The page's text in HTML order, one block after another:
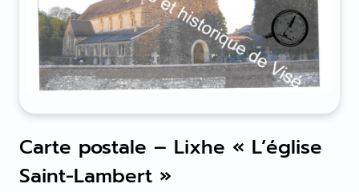
Carte postale – Lixhe « L’église
Saint-Lambert »